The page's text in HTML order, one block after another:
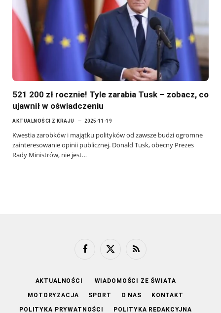
521 200 zł rocznie! Tyle zarabia Tusk – zobacz, co
ujawnił w oświadczeniu
AKTUALNOŚCI Z KRAJU 2025-11-19
Kwestia zarobków i majątku polityków od zawsze budzi ogromne
zainteresowanie opinii publicznej. Donald Tusk, obecny Prezes
Rady Ministrów, nie jest…
FacebookX
RSS
AKTUALNOŚCI WIADOMOŚCI ZE ŚWIATA
MOTORYZACJA SPORT O NAS KONTAKT
POLITYKA PRYWATNOŚCI POLITYKA REDAKCYJNA